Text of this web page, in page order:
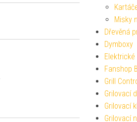
Misky
Dřevěná
Dymboxy
Elektrické
Fanshop
Grill
Grilovací
Grilovací
Grilovací